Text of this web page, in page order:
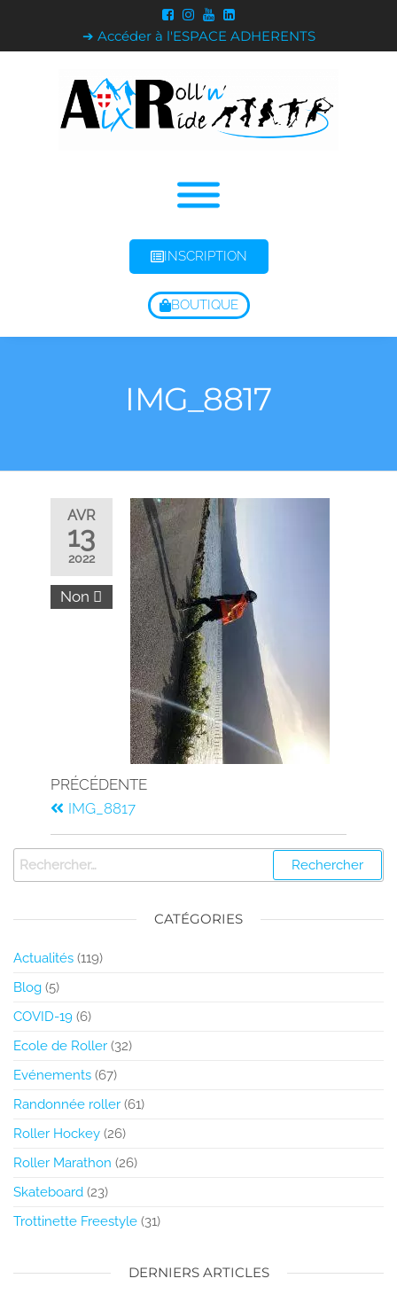
➔ Accéder à l'ESPACE ADHERENTS
INSCRIPTION
BOUTIQUE
IMG_8817
AVR
13
2022
Non
PRÉCÉDENTE
IMG_8817
CATÉGORIES
Actualités (119)
Blog (5)
COVID-19 (6)
Ecole de Roller (32)
Evénements (67)
Randonnée roller (61)
Roller Hockey (26)
Roller Marathon (26)
Skateboard (23)
Trottinette Freestyle (31)
DERNIERS ARTICLES